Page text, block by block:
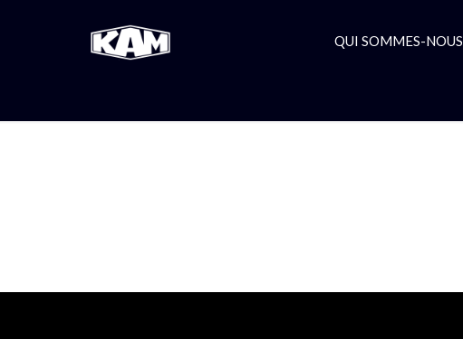
QUI SOMMES-NOUS